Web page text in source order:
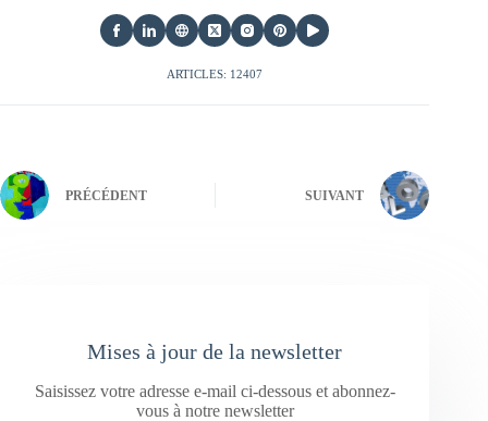
ARTICLES: 12407
PRÉCÉDENT SUIVANT
Mises à jour de la newsletter
Saisissez votre adresse e-mail ci-dessous et abonnez-
vous à notre newsletter